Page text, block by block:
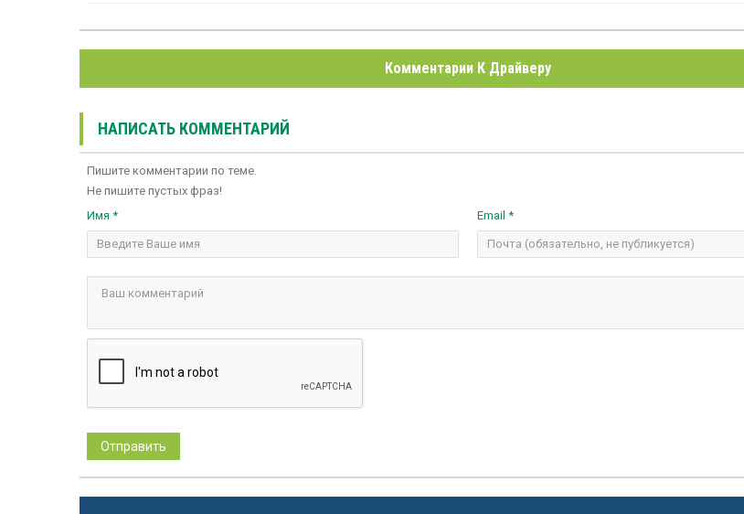
Комментарии К Драйверу
НАПИСАТЬ КОММЕНТАРИЙ
Пишите комментарии по теме.
Не пишите пустых фраз!
Имя *
Email *